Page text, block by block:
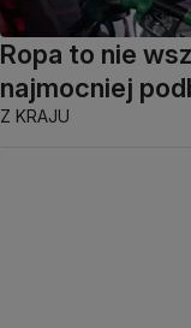
Ropa to nie
najmocniej
Z KRAJU